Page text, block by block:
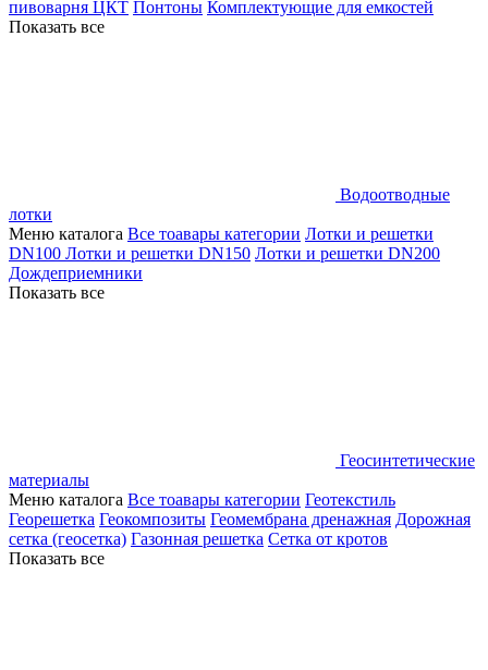
пивоварня ЦКТ Понтоны Комплектующие для емкостей
Показать все
Водоотводные
лотки
Меню каталога Все тоавары категории Лотки и решетки
DN100 Лотки и решетки DN150 Лотки и решетки DN200
Дождеприемники
Показать все
Геосинтетические
материалы
Меню каталога Все тоавары категории Геотекстиль
Георешетка Геокомпозиты Геомембрана дренажная Дорожная
сетка (геосетка) Газонная решетка Сетка от кротов
Показать все